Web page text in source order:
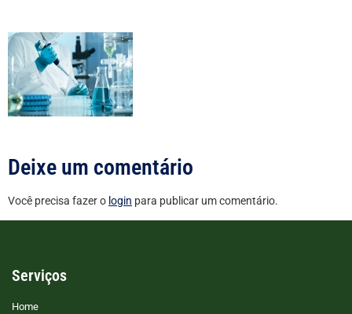
Deixe um comentário
Você precisa fazer o login para publicar um comentário.
Serviços
Home